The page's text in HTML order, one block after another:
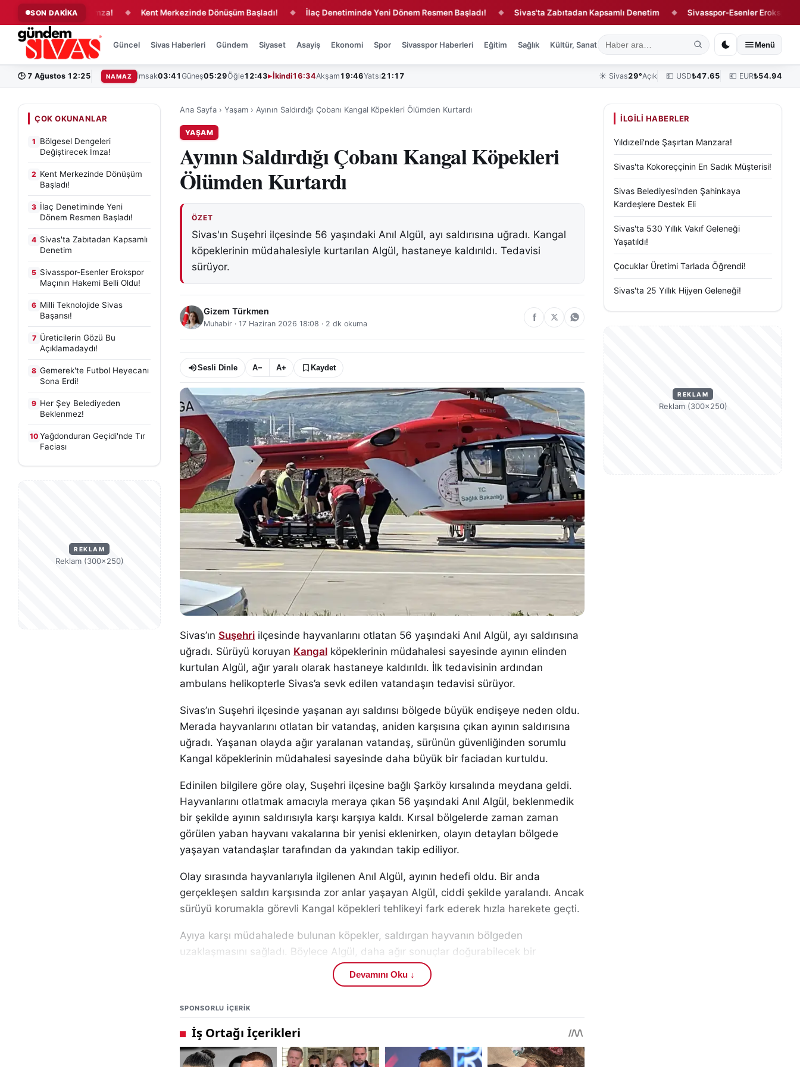
SON DAKİKA
Değiştirecek İmza! ◆ Kent Merkezinde Dönüşüm Başladı! ◆ İlaç Denetiminde Yeni Dönem Resmen Başladı! ◆ Sivas'ta Zabıtadan Kapsamlı Denetim ◆ Sivasspor-Esenler Erokspor
Güncel Sivas Haberleri Gündem Siyaset Asayiş Ekonomi Spor Sivasspor Haberleri Eğitim Sağlık Kültür, Sanat ve Tarih Yaşam Sivas Vefat Edenler Köşe
Menü
🕒 7 Ağustos 12:25 NAMAZ İmsak03:41 Güneş05:29Öğle12:43 İkindi16:34Akşam 19:46Yatsı21:17 ☀️ Sivas29°Açık 💵 USD₺47.65 💶 EUR₺54.94
ÇOK OKUNANLAR
1 Bölgesel Dengeleri
Değiştirecek İmza!
2 Kent Merkezinde Dönüşüm
Başladı!
3 İlaç Denetiminde Yeni
Dönem Resmen Başladı!
4 Sivas'ta Zabıtadan Kapsamlı
Denetim
5 Sivasspor-Esenler Erokspor
Maçının Hakemi Belli Oldu!
6 Milli Teknolojide Sivas
Başarısı!
7 Üreticilerin Gözü Bu
Açıklamadaydı!
8 Gemerek'te Futbol Heyecanı
Sona Erdi!
9 Her Şey Belediyeden
Beklenmez!
10 Yağdonduran Geçidi'nde Tır
Faciası
REKLAM
Reklam (300×250)
Ana Sayfa › Yaşam › Ayının Saldırdığı Çobanı Kangal Köpekleri Ölümden Kurtardı
YAŞAM
Ayının Saldırdığı Çobanı Kangal Köpekleri
Ölümden Kurtardı
ÖZET
Sivas'ın Suşehri ilçesinde 56 yaşındaki Anıl Algül, ayı saldırısına uğradı. Kangal
köpeklerinin müdahalesiyle kurtarılan Algül, hastaneye kaldırıldı. Tedavisi
sürüyor.
Gizem Türkmen
Muhabir · 17 Haziran 2026 18:08 · 2 dk okuma
Sesli Dinle A− A+ Kaydet
Sivas’ın Suşehri ilçesinde hayvanlarını otlatan 56 yaşındaki Anıl Algül, ayı saldırısına
uğradı. Sürüyü koruyan Kangal köpeklerinin müdahalesi sayesinde ayının elinden
kurtulan Algül, ağır yaralı olarak hastaneye kaldırıldı. İlk tedavisinin ardından
ambulans helikopterle Sivas’a sevk edilen vatandaşın tedavisi sürüyor.
Sivas’ın Suşehri ilçesinde yaşanan ayı saldırısı bölgede büyük endişeye neden oldu.
Merada hayvanlarını otlatan bir vatandaş, aniden karşısına çıkan ayının saldırısına
uğradı. Yaşanan olayda ağır yaralanan vatandaş, sürünün güvenliğinden sorumlu
Kangal köpeklerinin müdahalesi sayesinde daha büyük bir faciadan kurtuldu.
Edinilen bilgilere göre olay, Suşehri ilçesine bağlı Şarköy kırsalında meydana geldi.
Hayvanlarını otlatmak amacıyla meraya çıkan 56 yaşındaki Anıl Algül, beklenmedik
bir şekilde ayının saldırısıyla karşı karşıya kaldı. Kırsal bölgelerde zaman zaman
görülen yaban hayvanı vakalarına bir yenisi eklenirken, olayın detayları bölgede
yaşayan vatandaşlar tarafından da yakından takip ediliyor.
Olay sırasında hayvanlarıyla ilgilenen Anıl Algül, ayının hedefi oldu. Bir anda
gerçekleşen saldırı karşısında zor anlar yaşayan Algül, ciddi şekilde yaralandı. Ancak
sürüyü korumakla görevli Kangal köpekleri tehlikeyi fark ederek hızla harekete geçti.
Ayıya karşı müdahalede bulunan köpekler, saldırgan hayvanın bölgeden
uzaklaşmasını sağladı. Böylece Algül, daha ağır sonuçlar doğurabilecek bir
saldırıdan kurtulmuş oldu. Bölgede sıkça kullanılan ve koruyucu özellikleriyle bilinen
Kangal köpeklerinin bu müdahalesi, olayın seyrini değiştiren en önemli unsur olarak
Sivas ve çevresinde yaşanan gelişmeleri takip etmek isteyen vatandaşlar, ilgili
içeriklere Gündem Sivas üzerinden ulaşabiliyor.
Devamını Oku ↓
SPONSORLU IÇERIK
İLGILI HABERLER
Yıldızeli'nde Şaşırtan Manzara!
Sivas'ta Kokoreççinin En Sadık Müşterisi!
Sivas Belediyesi'nden Şahinkaya
Kardeşlere Destek Eli
Sivas'ta 530 Yıllık Vakıf Geleneği
Yaşatıldı!
Çocuklar Üretimi Tarlada Öğrendi!
Sivas'ta 25 Yıllık Hijyen Geleneği!
REKLAM
Reklam (300×250)